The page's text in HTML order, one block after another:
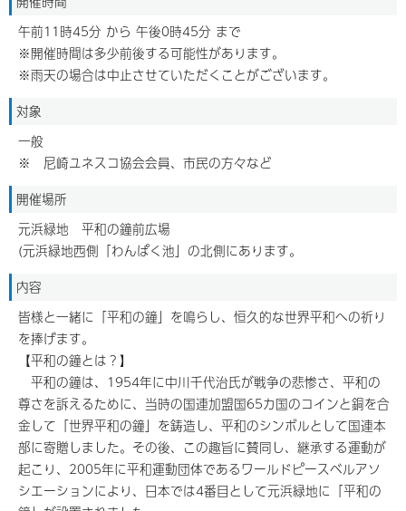
午前11時45分 から 午後0時45分 まで
※開催時間は多少前後する可能性があります。
※雨天の場合は中止させていただくことがございます。
対象
一般
※ 尼崎ユネスコ協会会員、市民の方々など
開催場所
元浜緑地 平和の鐘前広場
(元浜緑地西側「わんぱく池」の北側にあります。
内容
皆様と一緒に「平和の鐘」を鳴らし、恒久的な世界平和への祈り
を捧げます。
【平和の鐘とは？】
平和の鐘は、1954年に中川千代治氏が戦争の悲惨さ、平和の
尊さを訴えるために、当時の国連加盟国65カ国のコインと銅を合
金して「世界平和の鐘」を鋳造し、平和のシンボルとして国連本
部に寄贈しました。その後、この趣旨に賛同し、継承する運動が
起こり、2005年に平和運動団体であるワールドピースベルアソ
シエーションにより、日本では4番目として元浜緑地に「平和の